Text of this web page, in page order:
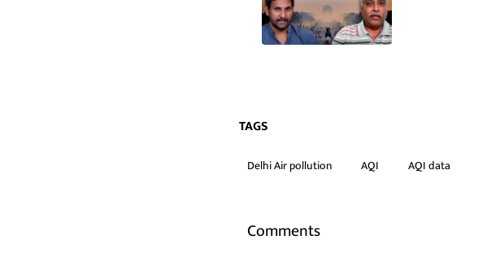
TAGS
Delhi Air pollution AQI AQI data
Comments